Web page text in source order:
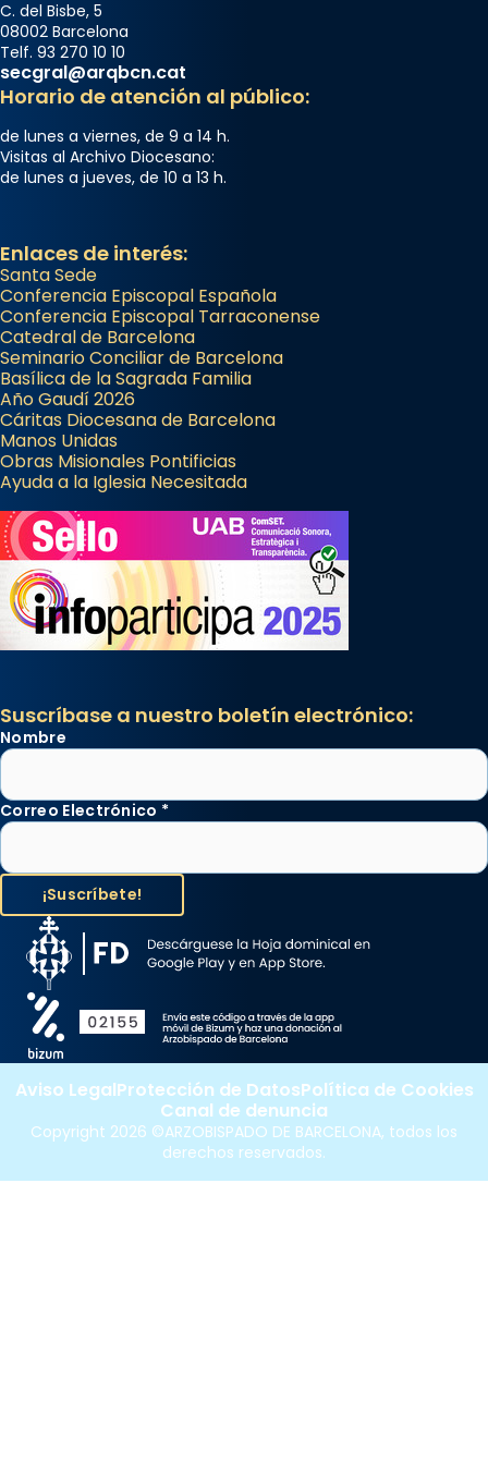
C. del Bisbe, 5
08002 Barcelona
Telf. 93 270 10 10
secgral@arqbcn.cat
Horario de atención al público:
de lunes a viernes, de 9 a 14 h.
Visitas al Archivo Diocesano:
de lunes a jueves, de 10 a 13 h.
Enlaces de interés:
Santa Sede
Conferencia Episcopal Española
Conferencia Episcopal Tarraconense
Catedral de Barcelona
Seminario Conciliar de Barcelona
Basílica de la Sagrada Familia
Año Gaudí 2026
Cáritas Diocesana de Barcelona
Manos Unidas
Obras Misionales Pontificias
Ayuda a la Iglesia Necesitada
Suscríbase a nuestro boletín electrónico:
Nombre
Correo Electrónico *
Copyright 2026 ©ARZOBISPADO DE BARCELONA, todos los
derechos reservados.
Aviso LegalProtección de DatosPolítica de Cookies
Canal de denuncia